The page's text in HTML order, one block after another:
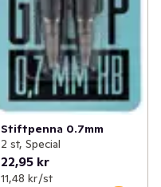
Stiftpenna 0.7mm
2 st, Special
22,95 kr
11,48 kr /st